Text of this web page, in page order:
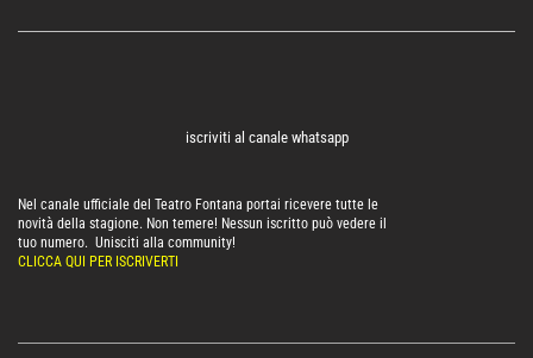
iscriviti al canale whatsapp
Nel canale ufficiale del Teatro Fontana portai ricevere tutte le
novità della stagione. Non temere! Nessun iscritto può vedere il
tuo numero. Unisciti alla community!
CLICCA QUI PER ISCRIVERTI